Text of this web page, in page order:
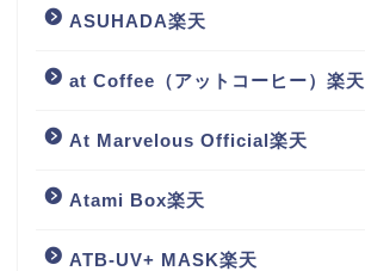
ASUHADA楽天
at Coffee（アットコーヒー）楽天
At Marvelous Official楽天
Atami Box楽天
ATB-UV+ MASK楽天